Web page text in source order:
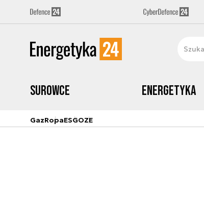
Surowce Energetyka
GazRopaESGOZE